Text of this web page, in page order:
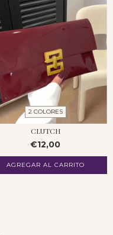
2 COLORES
CLUTCH
€12,00
AGREGAR AL CARRITO